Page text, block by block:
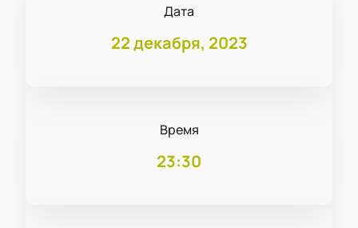
Дата
22 декабря, 2023
Время
23:30